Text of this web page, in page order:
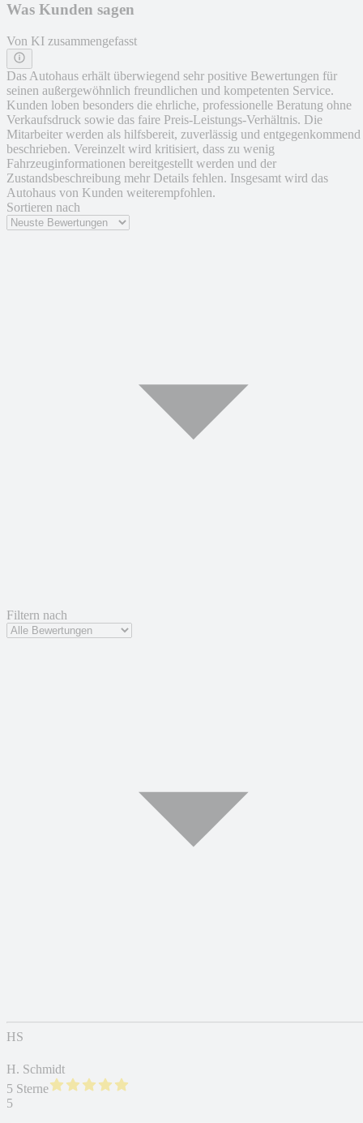
Was Kunden sagen
Von KI zusammengefasst
Das Autohaus erhält überwiegend sehr positive Bewertungen für
seinen außergewöhnlich freundlichen und kompetenten Service.
Kunden loben besonders die ehrliche, professionelle Beratung ohne
Verkaufsdruck sowie das faire Preis-Leistungs-Verhältnis. Die
Mitarbeiter werden als hilfsbereit, zuverlässig und entgegenkommend
beschrieben. Vereinzelt wird kritisiert, dass zu wenig
Fahrzeuginformationen bereitgestellt werden und der
Zustandsbeschreibung mehr Details fehlen. Insgesamt wird das
Autohaus von Kunden weiterempfohlen.
Sortieren nach
Filtern nach
HS
H. Schmidt
5 Sterne
5